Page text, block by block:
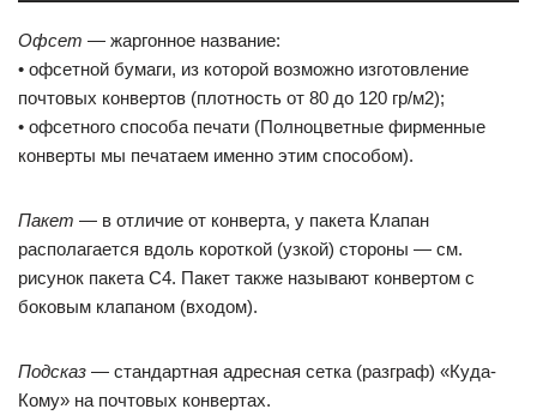
Офсет — жаргонное название:
• офсетной бумаги, из которой возможно изготовление
почтовых конвертов (плотность от 80 до 120 гр/м2);
• офсетного способа печати (Полноцветные фирменные
конверты мы печатаем именно этим способом).
Пакет — в отличие от конверта, у пакета Клапан
располагается вдоль короткой (узкой) стороны — см.
рисунок пакета С4. Пакет также называют конвертом с
боковым клапаном (входом).
Подсказ — стандартная адресная сетка (разграф) «Куда-
Кому» на почтовых конвертах.